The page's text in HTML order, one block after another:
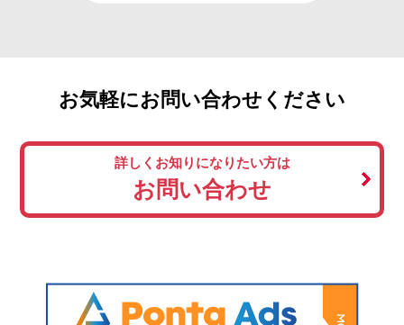
お気軽にお問い合わせください
詳しくお知りになりたい方は
お問い合わせ